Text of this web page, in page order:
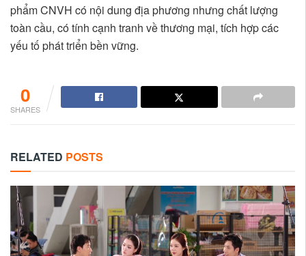
phẩm CNVH có nội dung địa phương nhưng chất lượng
toàn cầu, có tính cạnh tranh về thương mại, tích hợp các
yếu tố phát triển bền vững.
0
SHARES
RELATED POSTS